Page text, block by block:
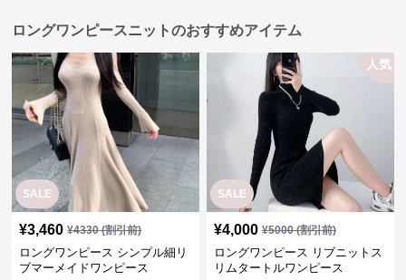
ロングワンピースニットのおすすめアイテム
SALE
¥3,460 ¥4330(割引前)
ロングワンピース シンプル細リ
ブマーメイドワンピース
SALE
人気
¥4,000 ¥5000(割引前)
ロングワンピース リブニットス
リムタートルワンピース